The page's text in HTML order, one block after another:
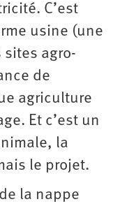
C’est
usine (une
agro-
de
agriculture
Et c’est un
la
le projet.
la nappe